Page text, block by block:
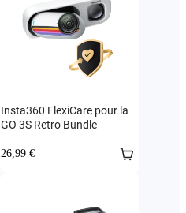
Insta360 FlexiCare pour la
GO 3S Retro Bundle
26,99 €